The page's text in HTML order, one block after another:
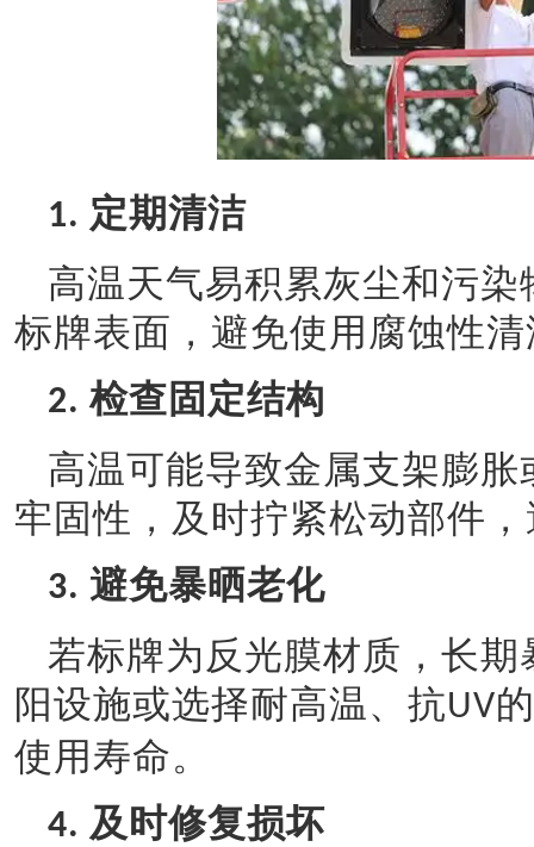
1. 定期清洁
高温天气易积累灰尘和污
标牌表面，避免使用腐蚀性
2.检查固定结构
高温可能导致金属支架膨
牢固性，及时拧紧松动部件
3. 避免暴晒老化
若标牌为反光膜材质，长
阳设施或选择耐高温、抗UV
使用寿命。
4. 及时修复损坏